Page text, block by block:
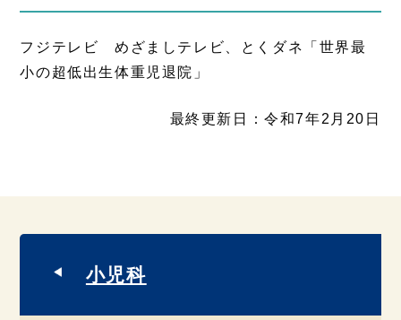
フジテレビ めざましテレビ、とくダネ「世界最
小の超低出生体重児退院」
最終更新日：令和7年2月20日
小児科